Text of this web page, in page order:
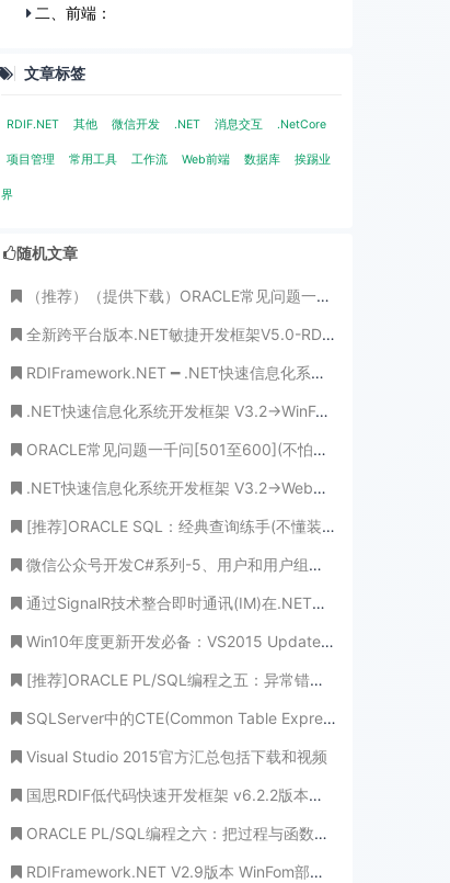
二、前端：
文章标签
RDIF.NET 其他 微信开发 .NET 消息交互 .NetCore
项目管理 常用工具 工作流 Web前端 数据库 挨踢业
界
随机文章
（推荐）（提供下载）ORACLE常见问题一千问(不怕学不成、就怕心不诚！)
全新跨平台版本.NET敏捷开发框架V5.0-RDIFramework.NET震撼发布
RDIFramework.NET ━ .NET快速信息化系统开发框架 ━ 工作流程组件介绍-3.3版本
.NET快速信息化系统开发框架 V3.2->WinForm版本新增新的用户权限设置界面效率更高、更规范
ORACLE常见问题一千问[501至600](不怕学不成、就怕心不诚！)
.NET快速信息化系统开发框架 V3.2->Web版本工作流部分业务处理界面与查看界面全新展示
[推荐]ORACLE SQL：经典查询练手(不懂装懂，永世饭桶！)
微信公众号开发C#系列-5、用户和用户组管理-支持同步
通过SignalR技术整合即时通讯(IM)在.NET敏捷开发框架中落地
Win10年度更新开发必备：VS2015 Update 3正式版下载汇总
[推荐]ORACLE PL/SQL编程之五：异常错误处理(知已知彼、百战不殆)
SQLServer中的CTE(Common Table Expression)通用表表达式使用详解
Visual Studio 2015官方汇总包括下载和视频
国思RDIF低代码快速开发框架 v6.2.2版本发布
ORACLE PL/SQL编程之六：把过程与函数说透(穷追猛打，把根儿都拔起!)
RDIFramework.NET V2.9版本 WinFom部分新增与修正的功能